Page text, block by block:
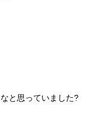
と思っていました?